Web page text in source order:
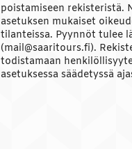
poistamiseen rekisteristä.
asetuksen mukaiset
tilanteissa. Pyynnöt tulee
(mail@saaritours.fi).
todistamaan
asetuksessa säädetyssä